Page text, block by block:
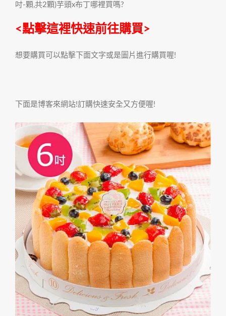
吋-顆,共2顆)芋頭x布丁哪裡買嗎?
<點擊這裡快速前往購買>
想要購買可以點擊下面文字或是圖片進行購買喔!
下面是博客來網站!訂購快速安全又方便喔!